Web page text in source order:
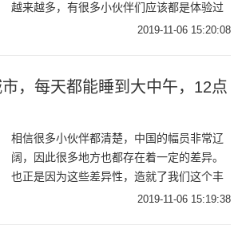
越来越多，有很多小伙伴们应该都是体验过
坐绿皮车这种旅游方式的，在这5条铁路上乘
2019-11-06 15:20:08
市，每天都能睡到大中午，12点
相信很多小伙伴都清楚，中国的幅员非常辽
阔，因此很多地方也都存在着一定的差异。
也正是因为这些差异性，造就了我们这个丰
富多彩的国家。相信喜欢旅游的小伙伴，应
2019-11-06 15:19:38